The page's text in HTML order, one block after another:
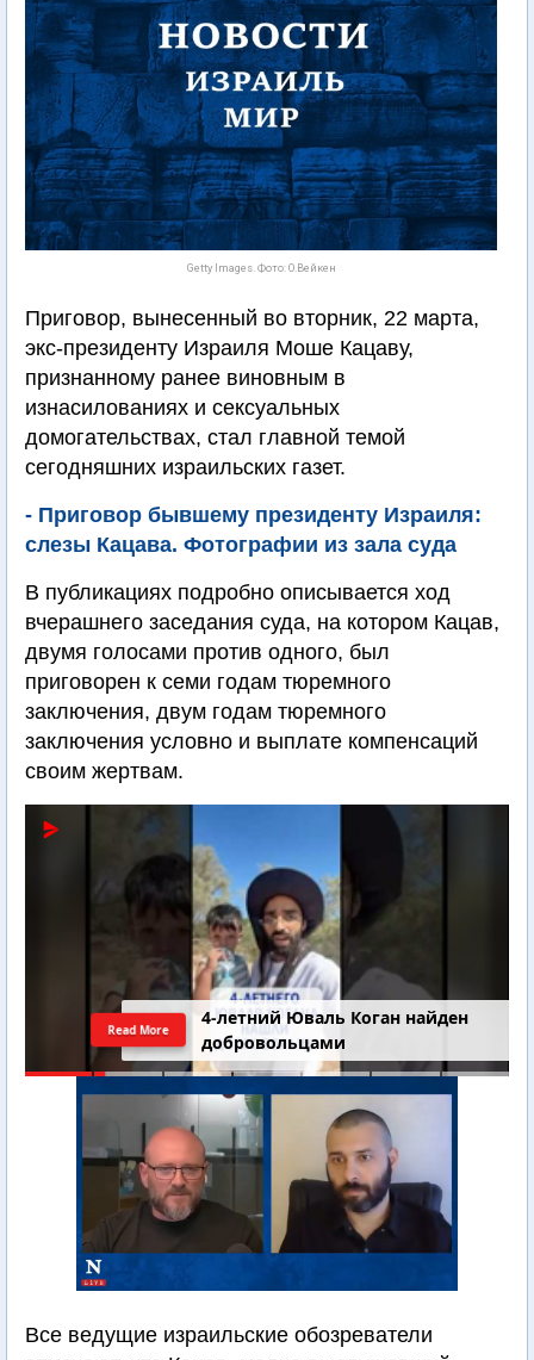
Getty Images. Фото: О.Вейкен
Приговор, вынесенный во вторник, 22 марта,
экс-президенту Израиля Моше Кацаву,
признанному ранее виновным в
изнасилованиях и сексуальных
домогательствах, стал главной темой
сегодняшних израильских газет.
- Приговор бывшему президенту Израиля:
слезы Кацава. Фотографии из зала суда
В публикациях подробно описывается ход
вчерашнего заседания суда, на котором Кацав,
двумя голосами против одного, был
приговорен к семи годам тюремного
заключения, двум годам тюремного
заключения условно и выплате компенсаций
своим жертвам.
4-летний Юваль Коган найден
добровольцами
Read More
Все ведущие израильские обозреватели